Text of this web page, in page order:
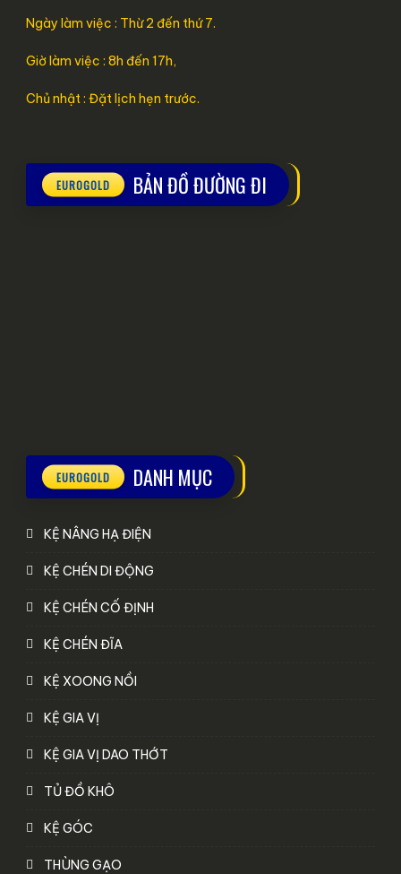
Ngày làm việc : Thừ 2 đến thứ 7.
Giờ làm việc : 8h đến 17h,
Chủ nhật : Đặt lịch hẹn trước.
BẢN ĐỒ ĐƯỜNG ĐI
DANH MỤC
KỆ NÂNG HẠ ĐIỆN
KỆ CHÉN DI ĐỘNG
KỆ CHÉN CỐ ĐỊNH
KỆ CHÉN ĐĨA
KỆ XOONG NỒI
KỆ GIA VỊ
KỆ GIA VỊ DAO THỚT
TỦ ĐỒ KHÔ
KỆ GÓC
THÙNG GẠO